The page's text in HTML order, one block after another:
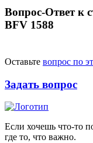
Вопрос-Ответ к
BFV 1588
Оставьте вопрос по
Задать вопрос
Если хочешь что-то
где то, что важно.